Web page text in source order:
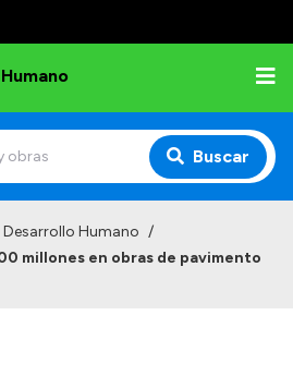
Buscar
Desarrollo Humano /
millones en obras de pavimento